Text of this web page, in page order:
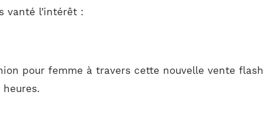
vanté l’intérêt :
pour femme à travers cette nouvelle vente flash
heures.